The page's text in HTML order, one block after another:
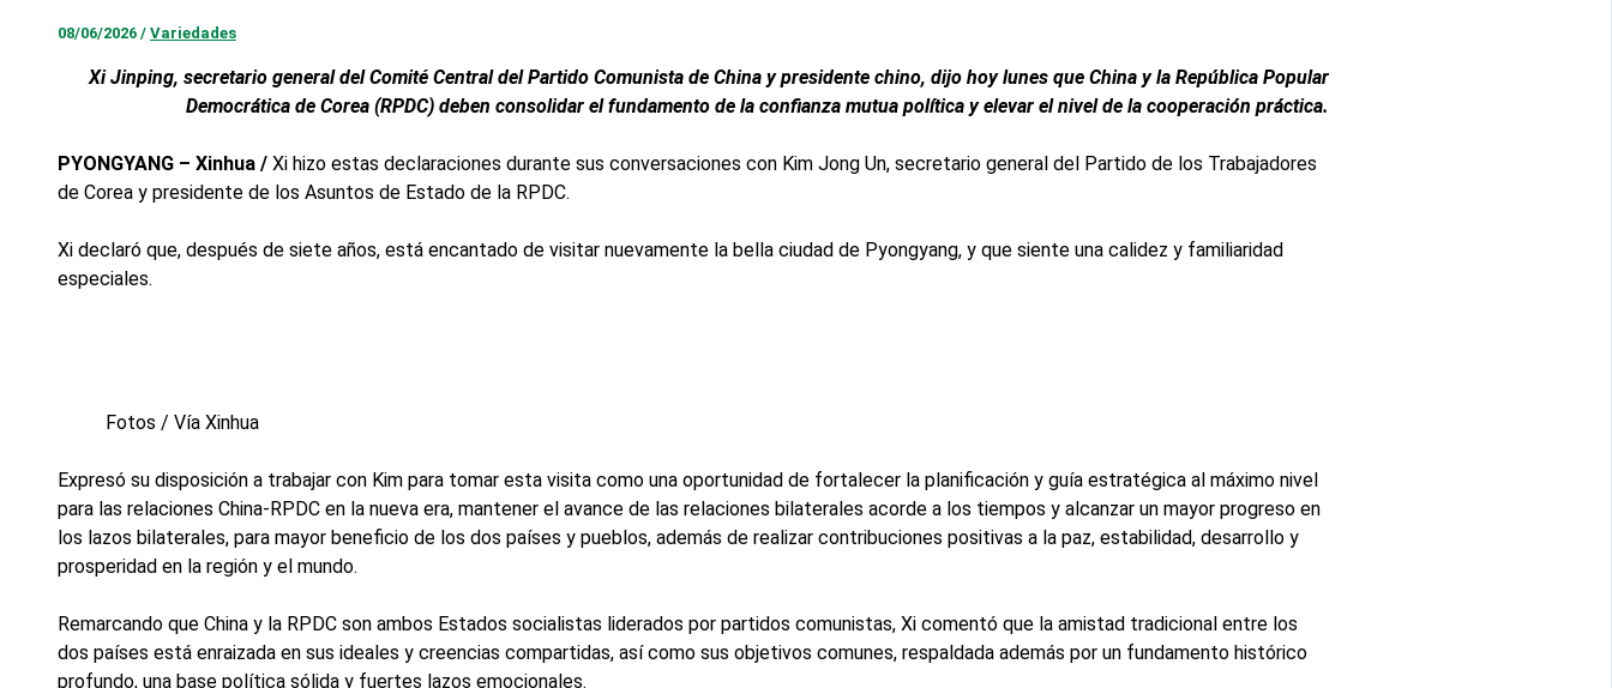
08/06/2026 / Variedades
Xi Jinping, secretario general del Comité Central del Partido Comunista de China y presidente chino, dijo hoy lunes que China y la República Popular
Democrática de Corea (RPDC) deben consolidar el fundamento de la confianza mutua política y elevar el nivel de la cooperación práctica.
PYONGYANG – Xinhua / Xi hizo estas declaraciones durante sus conversaciones con Kim Jong Un, secretario general del Partido de los Trabajadores
de Corea y presidente de los Asuntos de Estado de la RPDC.
Xi declaró que, después de siete años, está encantado de visitar nuevamente la bella ciudad de Pyongyang, y que siente una calidez y familiaridad
especiales.
Fotos / Vía Xinhua
Expresó su disposición a trabajar con Kim para tomar esta visita como una oportunidad de fortalecer la planificación y guía estratégica al máximo nivel
para las relaciones China-RPDC en la nueva era, mantener el avance de las relaciones bilaterales acorde a los tiempos y alcanzar un mayor progreso en
los lazos bilaterales, para mayor beneficio de los dos países y pueblos, además de realizar contribuciones positivas a la paz, estabilidad, desarrollo y
prosperidad en la región y el mundo.
Remarcando que China y la RPDC son ambos Estados socialistas liderados por partidos comunistas, Xi comentó que la amistad tradicional entre los
dos países está enraizada en sus ideales y creencias compartidas, así como sus objetivos comunes, respaldada además por un fundamento histórico
profundo, una base política sólida y fuertes lazos emocionales.